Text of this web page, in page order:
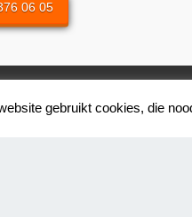
06 05
gebruikt cookies, die